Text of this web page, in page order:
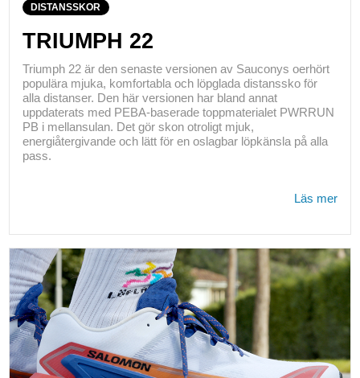
DISTANSSKOR
TRIUMPH 22
Triumph 22 är den senaste versionen av Sauconys oerhört
populära mjuka, komfortabla och löpglada distanssko för
alla distanser. Den här versionen har bland annat
uppdaterats med PEBA-baserade toppmaterialet PWRRUN
PB i mellansulan. Det gör skon otroligt mjuk,
energiåtergivande och lätt för en oslagbar löpkänsla på alla
pass.
Läs mer